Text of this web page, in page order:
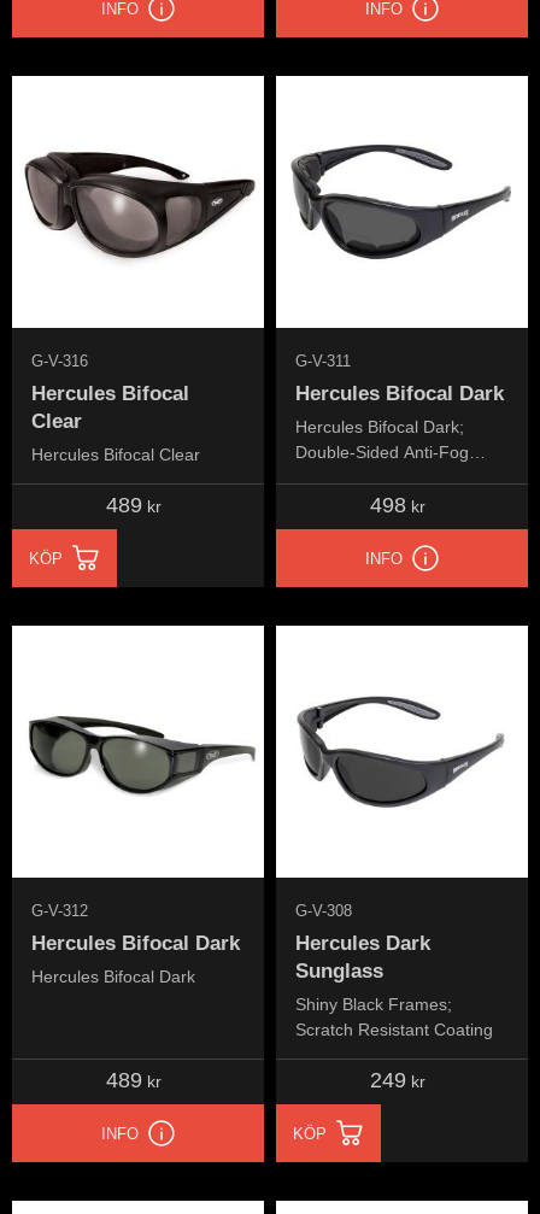
INFO INFO
Hercules Bifocal
Clear
Hercules Bifocal Clear
G-V-316
489 kr
KÖP
Hercules Bifocal Dark
Hercules Bifocal Dark;
Double-Sided Anti-Fog
G-V-311
498 kr
INFO
Hercules Bifocal Dark
Hercules Bifocal Dark
G-V-312
489 kr
INFO
Hercules Dark
Sunglass
Shiny Black Frames;
Scratch Resistant Coating
G-V-308
249 kr
KÖP